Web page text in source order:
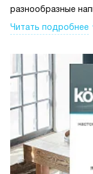
разнообразные
Читать подробнее